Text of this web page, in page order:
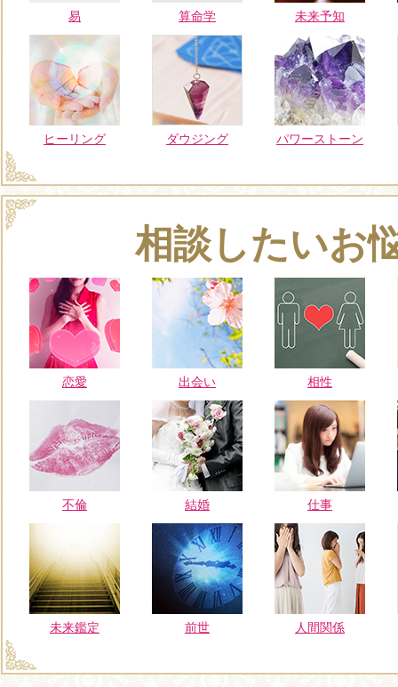
易 算命学 未来予知
ヒーリング ダウジング パワーストーン
相談したいお
恋愛 出会い 相性
不倫 結婚 仕事
未来鑑定 前世 人間関係